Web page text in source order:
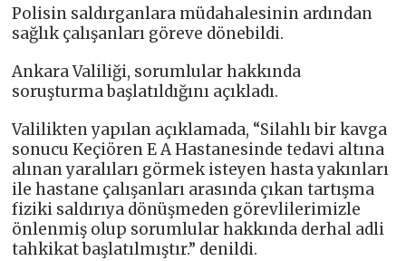
Polisin saldırganlara müdahalesinin ardından
sağlık çalışanları göreve dönebildi.
Ankara Valiliği, sorumlular hakkında
soruşturma başlatıldığını açıkladı.
Valilikten yapılan açıklamada, “Silahlı bir kavga
sonucu Keçiören E A Hastanesinde tedavi altına
alınan yaralıları görmek isteyen hasta yakınları
ile hastane çalışanları arasında çıkan tartışma
fiziki saldırıya dönüşmeden görevlilerimizle
önlenmiş olup sorumlular hakkında derhal adli
tahkikat başlatılmıştır.” denildi.